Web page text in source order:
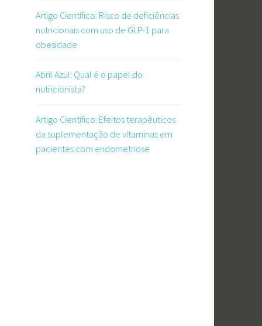
Artigo Científico: Risco de deficiências
nutricionais com uso de GLP-1 para
obesidade
Abril Azul: Qual é o papel do
nutricionista?
Artigo Científico: Efeitos terapêuticos
da suplementação de vitaminas em
pacientes com endometriose